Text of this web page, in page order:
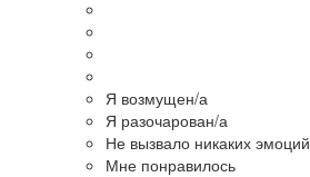
Я возмущен/а
Я разочарован/а
Не вызвало никаких эмоций
Мне понравилось